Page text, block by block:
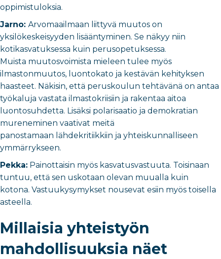
oppimistuloksia.
Jarno: Arvomaailmaan liittyvä muutos on
yksilökeskeisyyden lisääntyminen. Se näkyy niin
kotikasvatuksessa kuin perusopetuksessa.
Muista muutosvoimista mieleen tulee myös
ilmastonmuutos, luontokato ja kestävän kehityksen
haasteet. Näkisin, että peruskoulun tehtävänä on antaa
työkaluja vastata ilmastokriisiin ja rakentaa aitoa
luontosuhdetta. Lisäksi polarisaatio ja demokratian
mureneminen vaativat meitä
panostamaan lähdekritiikkiin ja yhteiskunnalliseen
ymmärrykseen.
Pekka: Painottaisin myös kasvatusvastuuta. Toisinaan
tuntuu, että sen uskotaan olevan muualla kuin
kotona. Vastuukysymykset nousevat esiin myös toisella
asteella.
Millaisia yhteistyön
mahdollisuuksia näet